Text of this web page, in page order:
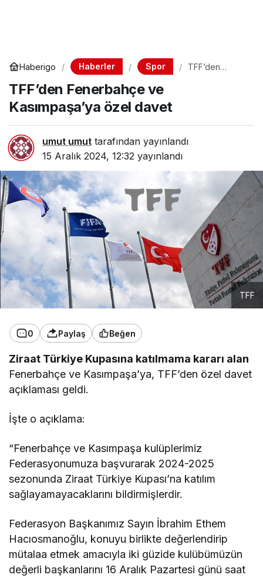
Haberigo Haberler Spor
TFF’den
TFF’den Fenerbahçe ve
Kasımpaşa’ya özel davet
umut umut tarafından yayınlandı
15 Aralık 2024, 12:32 yayınlandı
TFF
0 Paylaş Beğen
Ziraat Türkiye Kupasına katılmama kararı alan
Fenerbahçe ve Kasımpaşa’ya, TFF’den özel davet
açıklaması geldi.
İşte o açıklama:
“Fenerbahçe ve Kasımpaşa kulüplerimiz
Federasyonumuza başvurarak 2024-2025
sezonunda Ziraat Türkiye Kupası’na katılım
sağlayamayacaklarını bildirmişlerdir.
Federasyon Başkanımız Sayın İbrahim Ethem
Hacıosmanoğlu, konuyu birlikte değerlendirip
mütalaa etmek amacıyla iki güzide kulübümüzün
değerli başkanlarını 16 Aralık Pazartesi günü saat